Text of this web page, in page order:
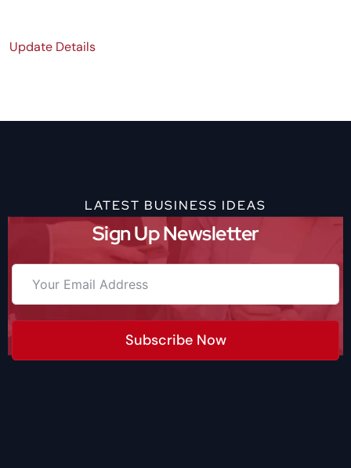
Update Details
LATEST BUSINESS IDEAS
Sign Up Newsletter
Subscribe Now